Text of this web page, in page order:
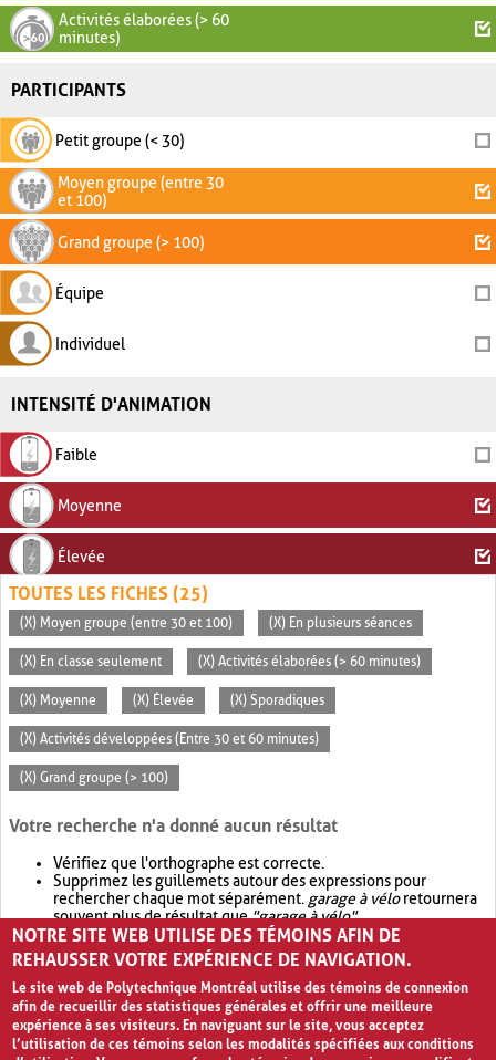
Activités élaborées (> 60
minutes)
PARTICIPANTS
Petit groupe (< 30)
Moyen groupe (entre 30
et 100)
Grand groupe (> 100)
Équipe
Individuel
INTENSITÉ D'ANIMATION
Faible
Moyenne
Élevée
TOUTES LES FICHES (25)
(X) Moyen groupe (entre 30 et 100) (X) En plusieurs séances
(X) En classe seulement (X) Activités élaborées (> 60 minutes)
(X) Moyenne (X) Élevée (X) Sporadiques
(X) Activités développées (Entre 30 et 60 minutes)
(X) Grand groupe (> 100)
Votre recherche n'a donné aucun résultat
Vérifiez que l'orthographe est correcte.
Supprimez les guillemets autour des expressions pour
rechercher chaque mot séparément. garage à véloretournera
souvent plus de résultat que"garage à vélo".
Envisagez d'élargir votre recherche avec OR.garage OR vélo
retournera souvent plus de résultat quegarage à vélo
NOTRE SITE WEB UTILISE DES TÉMOINS AFIN DE
REHAUSSER VOTRE EXPÉRIENCE DE NAVIGATION.
Le site web de Polytechnique Montréal utilise des témoins de connexion
afin de recueillir des statistiques générales et offrir une meilleure
expérience à ses visiteurs. En naviguant sur le site, vous acceptez
l’utilisation de ces témoins selon les modalités spécifiées aux conditions